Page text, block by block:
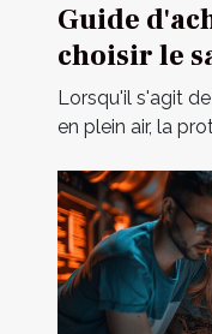
Guide
choisir le
pour vos
Lorsqu'il s'agit
en plein air, la